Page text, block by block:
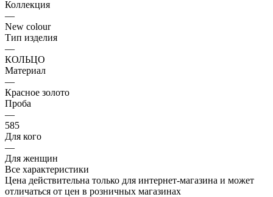
Коллекция
—
New colour
Тип изделия
—
КОЛЬЦО
Материал
—
Красное золото
Проба
—
585
Для кого
—
Для женщин
Все характеристики
Цена действительна только для интернет-магазина и может
отличаться от цен в розничных магазинах